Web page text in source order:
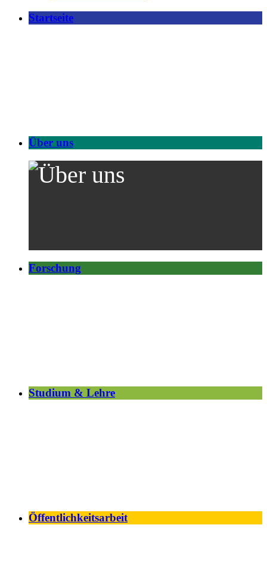
Startseite
Über uns
Forschung
Studium & Lehre
Öffentlichkeitsarbeit